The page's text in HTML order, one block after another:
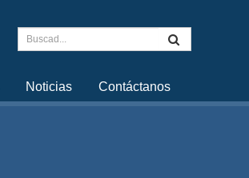
Noticias Contáctanos